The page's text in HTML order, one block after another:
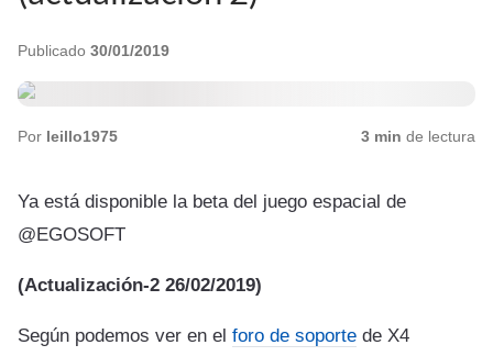
Publicado 30/01/2019
Por leillo1975 3 min de lectura
Ya está disponible la beta del juego espacial de
@EGOSOFT
(Actualización-2 26/02/2019)
Según podemos ver en el foro de soporte de X4